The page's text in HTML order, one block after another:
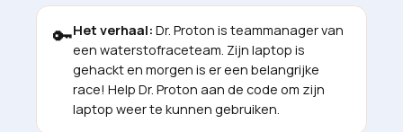
🔑Het verhaal: Dr. Proton is teammanager van
een waterstofraceteam. Zijn laptop is
gehackt en morgen is er een belangrijke
race! Help Dr. Proton aan de code om zijn
laptop weer te kunnen gebruiken.